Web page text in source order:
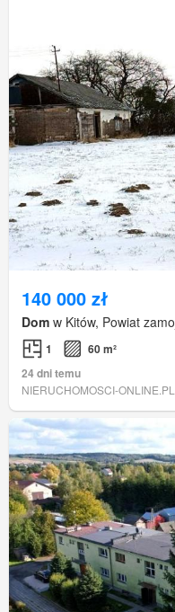
140 000 zł
Dom w Kitów, Powiat
1
60 m²
24 dni temu
NIERUCHOMOSCI-